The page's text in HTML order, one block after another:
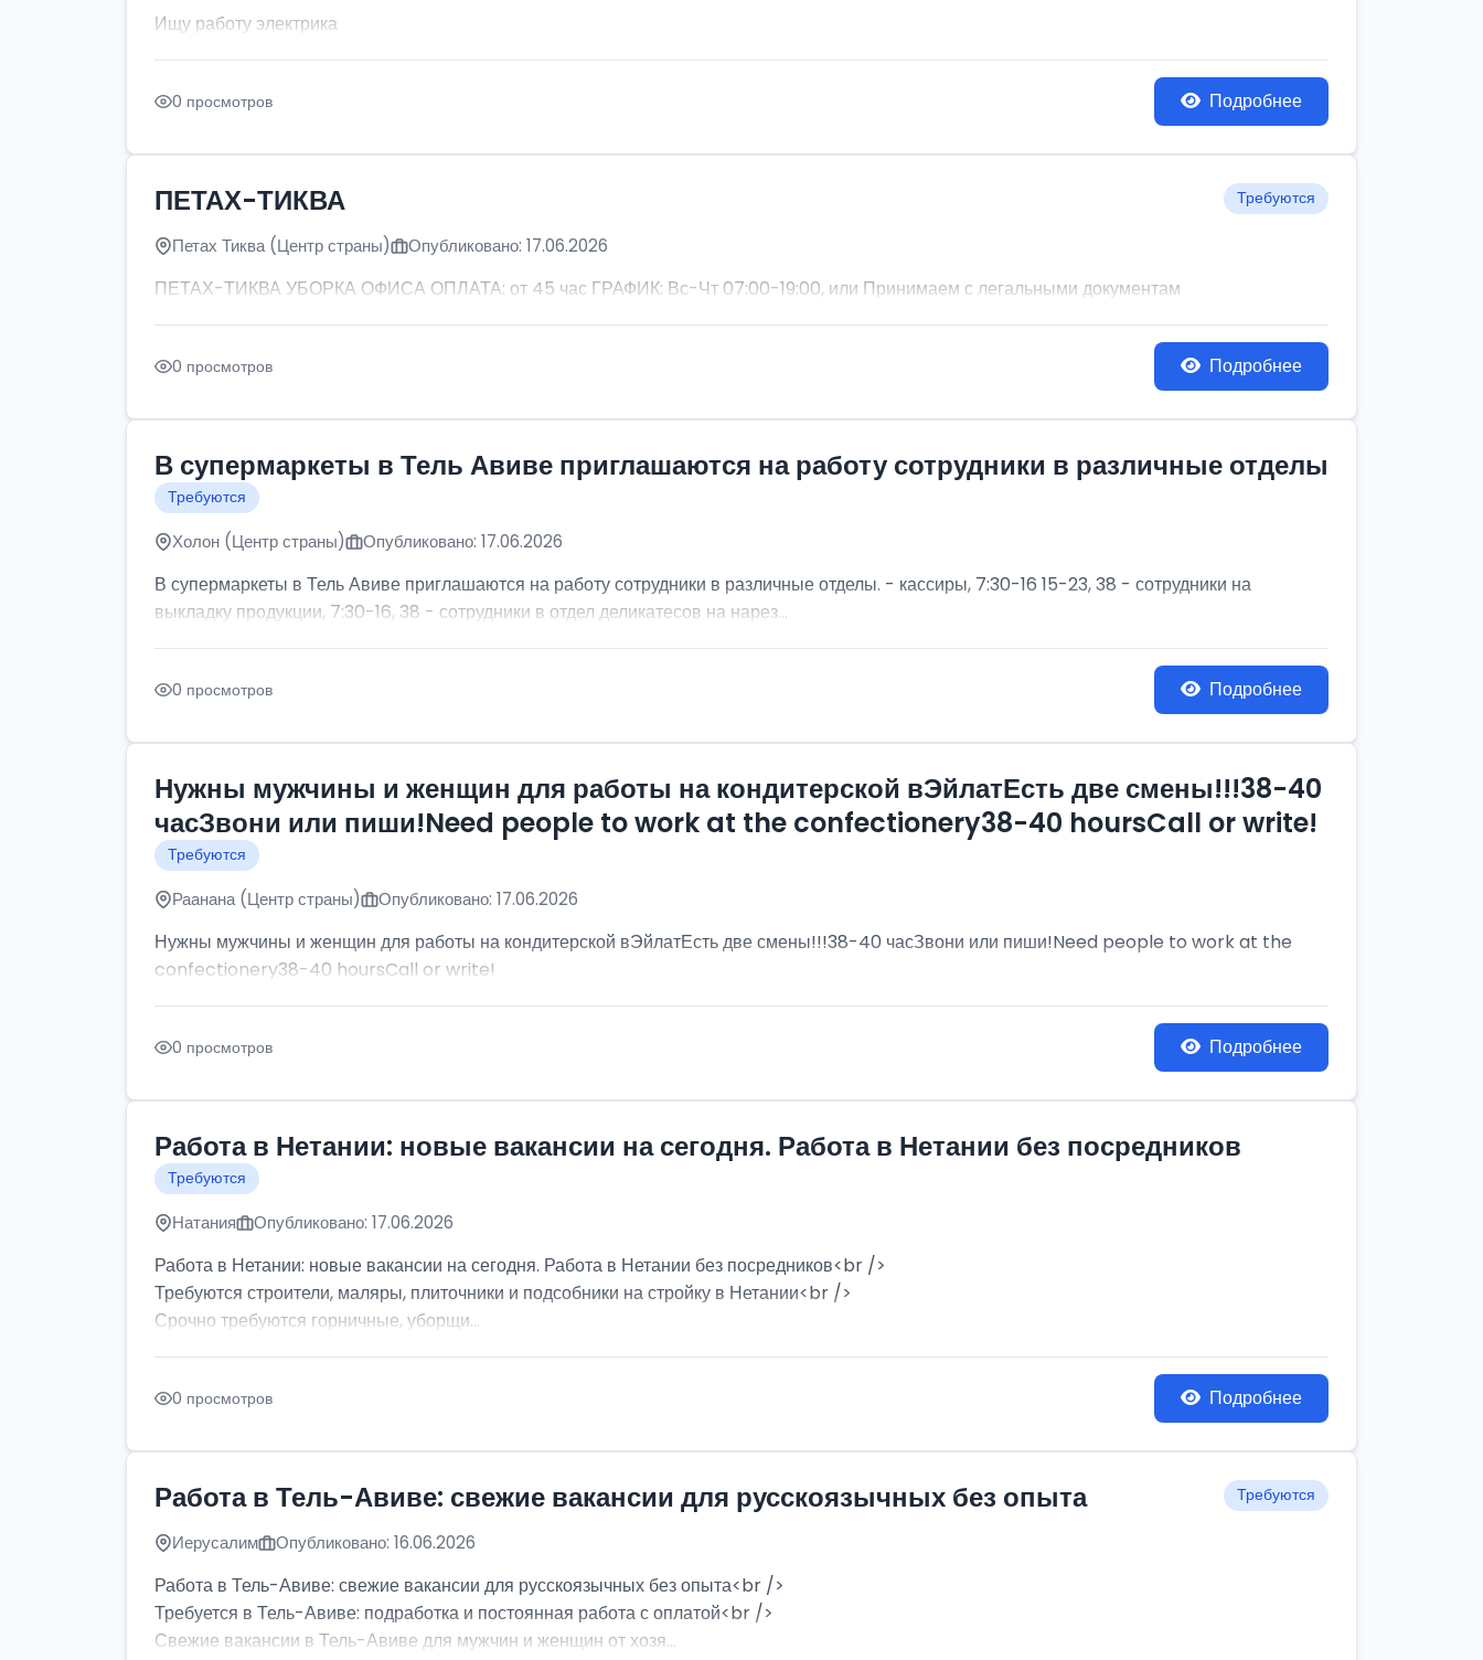
Ищу работу электрика
0 просмотров Подробнее
ПЕТАХ-ТИКВА Требуются
Петах Тиква (Центр страны) Опубликовано: 17.06.2026
ПЕТАХ-ТИКВА УБОРКА ОФИСА ОПЛАТА: от 45 час ГРАФИК: Вс-Чт 07:00-19:00, или Принимаем с легальными документам
0 просмотров Подробнее
В супермаркеты в Тель Авиве приглашаются на работу сотрудники в различные отделы
Требуются
Холон (Центр страны) Опубликовано: 17.06.2026
В супермаркеты в Тель Авиве приглашаются на работу сотрудники в различные отделы. - кассиры, 7:30-16 15-23, 38 - сотрудники на
выкладку продукции, 7:30-16, 38 - сотрудники в отдел деликатесов на нарез...
0 просмотров Подробнее
Нужны мужчины и женщин для работы на кондитерской вЭйлатЕсть две смены!!!38-40
часЗвони или пиши!Need people to work at the confectionery38-40 hoursCall or write!
Требуются
Раанана (Центр страны) Опубликовано: 17.06.2026
Нужны мужчины и женщин для работы на кондитерской вЭйлатЕсть две смены!!!38-40 часЗвони или пиши!Need people to work at the
confectionery38-40 hoursCall or write!
0 просмотров Подробнее
Работа в Нетании: новые вакансии на сегодня. Работа в Нетании без посредников
Требуются
Натания Опубликовано: 17.06.2026
Работа в Нетании: новые вакансии на сегодня. Работа в Нетании без посредников<br />
Требуются строители, маляры, плиточники и подсобники на стройку в Нетании<br />
Срочно требуются горничные, уборщи...
0 просмотров Подробнее
Работа в Тель-Авиве: свежие вакансии для русскоязычных без опыта Требуются
Иерусалим Опубликовано: 16.06.2026
Работа в Тель-Авиве: свежие вакансии для русскоязычных без опыта<br />
Требуется в Тель-Авиве: подработка и постоянная работа с оплатой<br />
Свежие вакансии в Тель-Авиве для мужчин и женщин от хозя...